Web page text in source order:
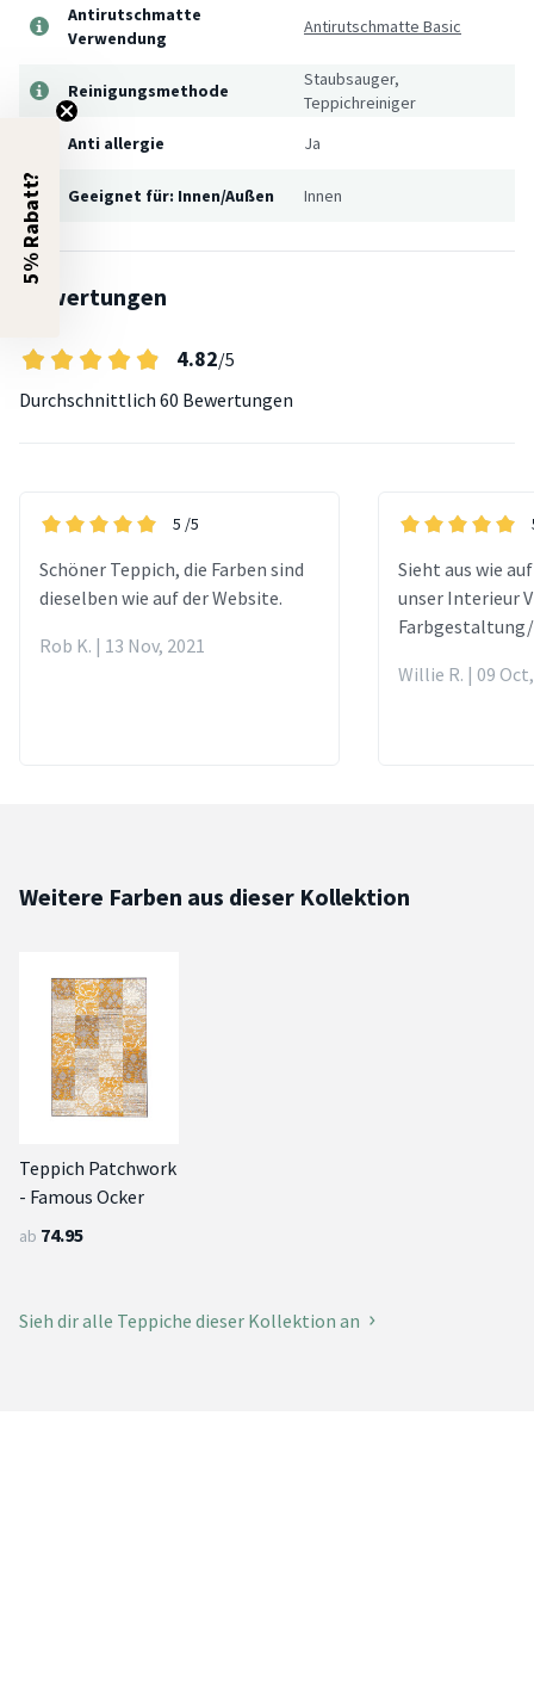
Antirutschmatte
Verwendung
Antirutschmatte Basic
Reinigungsmethode
Staubsauger,
Teppichreiniger
Anti allergie
Ja
Geeignet für: Innen/Außen Innen
Bewertungen
4.82/5
Durchschnittlich 60 Bewertungen
5 /5
Schöner Teppich, die Farben sind
dieselben wie auf der Website.
Rob K. | 13 Nov, 2021
Sieht aus wie
unser Interieur
Willie R. | 09
Weitere Farben aus dieser Kollektion
Teppich Patchwork
- Famous Ocker
ab 74.95
Sieh dir alle Teppiche dieser Kollektion an
5% Rabatt?